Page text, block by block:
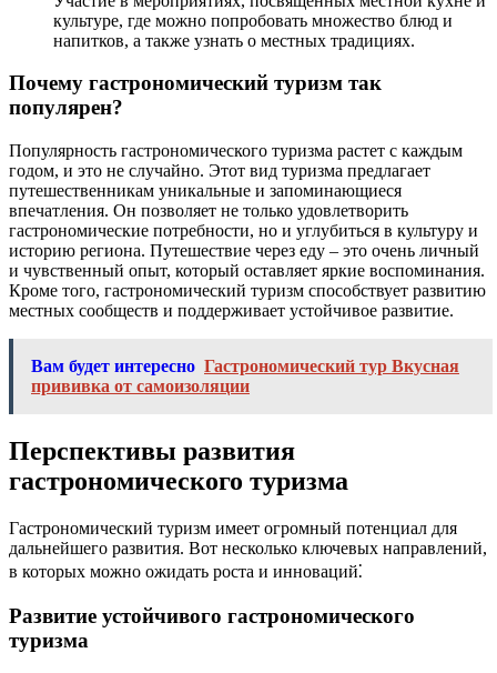
культуре, где можно попробовать множество блюд и
напитков, а также узнать о местных традициях.
Почему гастрономический туризм так
популярен?
Популярность гастрономического туризма растет с каждым
годом, и это не случайно. Этот вид туризма предлагает
путешественникам уникальные и запоминающиеся
впечатления. Он позволяет не только удовлетворить
гастрономические потребности, но и углубиться в культуру и
историю региона. Путешествие через еду – это очень личный
и чувственный опыт, который оставляет яркие воспоминания.
Кроме того, гастрономический туризм способствует развитию
местных сообществ и поддерживает устойчивое развитие.
Вам будет интересно Гастрономический тур Вкусная
прививка от самоизоляции
Перспективы развития
гастрономического туризма
Гастрономический туризм имеет огромный потенциал для
дальнейшего развития. Вот несколько ключевых направлений,
в которых можно ожидать роста и инноваций⁚
Развитие устойчивого гастрономического
туризма